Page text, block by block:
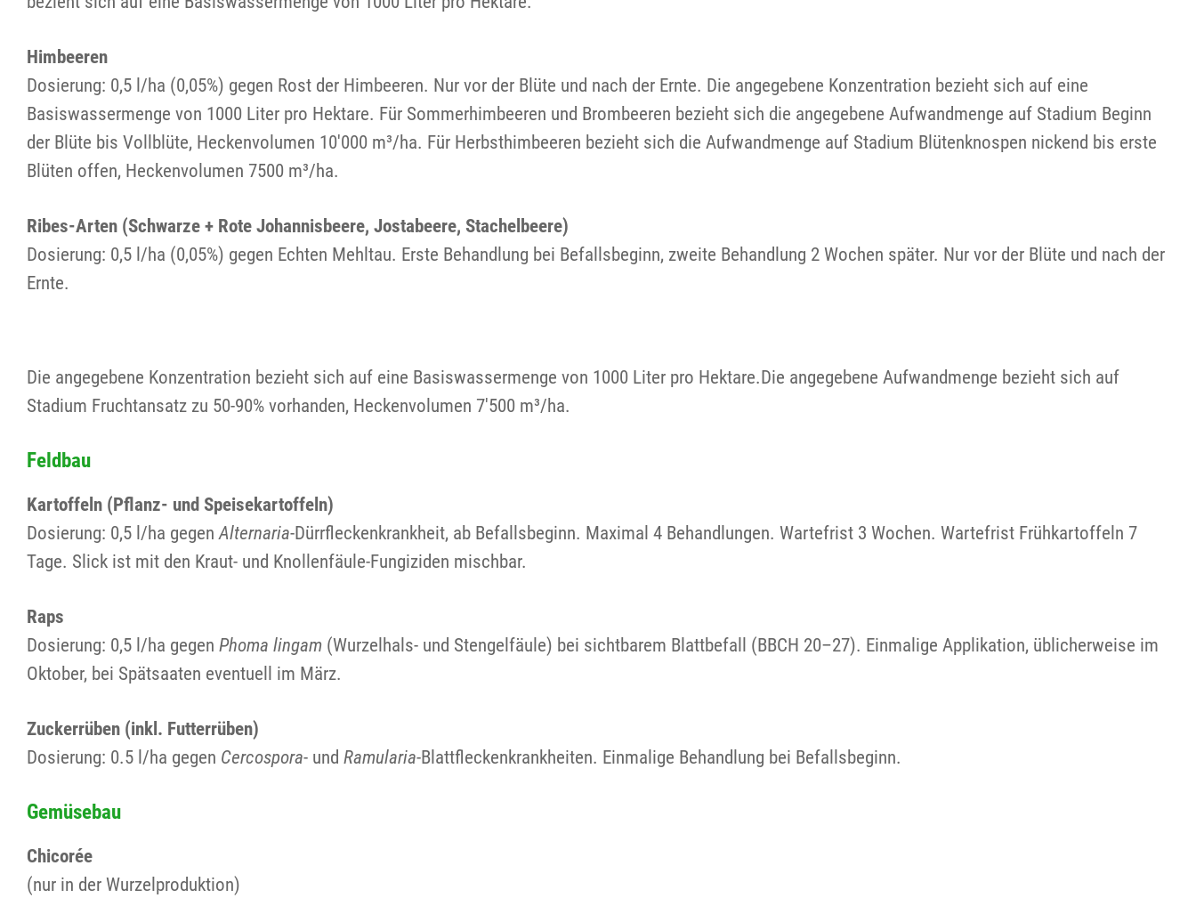
Himbeeren
Dosierung: 0,5 l/ha (0,05%) gegen Rost der Himbeeren. Nur vor der Blüte und nach der Ernte. Die angegebene Konzentration bezieht sich auf eine
Basiswassermenge von 1000 Liter pro Hektare. Für Sommerhimbeeren und Brombeeren bezieht sich die angegebene Aufwandmenge auf Stadium Beginn
der Blüte bis Vollblüte, Heckenvolumen 10'000 m³/ha. Für Herbsthimbeeren bezieht sich die Aufwandmenge auf Stadium Blütenknospen nickend bis erste
Blüten offen, Heckenvolumen 7500 m³/ha.
Ribes-Arten (Schwarze + Rote Johannisbeere, Jostabeere, Stachelbeere)
Dosierung: 0,5 l/ha (0,05%) gegen Echten Mehltau. Erste Behandlung bei Befallsbeginn, zweite Behandlung 2 Wochen später. Nur vor der Blüte und nach der
Ernte.
Die angegebene Konzentration bezieht sich auf eine Basiswassermenge von 1000 Liter pro Hektare.Die angegebene Aufwandmenge bezieht sich auf
Stadium Fruchtansatz zu 50-90% vorhanden, Heckenvolumen 7'500 m³/ha.
Feldbau
Kartoffeln (Pflanz- und Speisekartoffeln)
Dosierung: 0,5 l/ha gegen Alternaria-Dürrfleckenkrankheit, ab Befallsbeginn. Maximal 4 Behandlungen. Wartefrist 3 Wochen. Wartefrist Frühkartoffeln 7
Tage. Slick ist mit den Kraut- und Knollenfäule-Fungiziden mischbar.
Raps
Dosierung: 0,5 l/ha gegen Phoma lingam (Wurzelhals- und Stengelfäule) bei sichtbarem Blattbefall (BBCH 20–27). Einmalige Applikation, üblicherweise im
Oktober, bei Spätsaaten eventuell im März.
Zuckerrüben (inkl. Futterrüben)
Dosierung: 0.5 l/ha gegen Cercospora- und Ramularia-Blattfleckenkrankheiten. Einmalige Behandlung bei Befallsbeginn.
Gemüsebau
Chicorée
(nur in der Wurzelproduktion)